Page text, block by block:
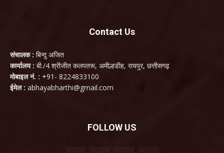
Contact Us
संचालक : बिन्दु अजित
कार्यालय : बी./4 श्रीजीत कलपतरू, अमील्हडीह, रायपुर, छत्तीसगढ़
मोबाइल नं. : +91- 8224833100
ईमेल : abhayabharthi@gmail.com
FOLLOW US